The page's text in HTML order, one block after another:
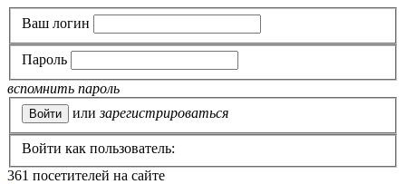
Ваш логин
Пароль
вспомнить пароль
или зарегистрироваться
Войти как пользователь:
361 посетителей на сайте